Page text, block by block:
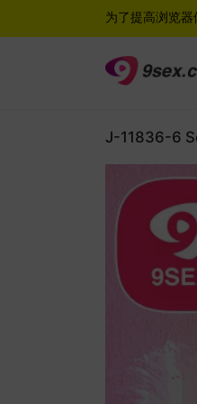
为了提高浏览
J-11836-6